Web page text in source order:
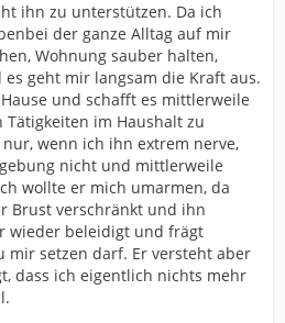
ihn zu unterstützen. Da ich
der ganze Alltag auf mir
Wohnung sauber halten,
geht mir langsam die Kraft aus.
und schafft es mittlerweile
im Haushalt zu
wenn ich ihn extrem nerve,
nicht und mittlerweile
wollte er mich umarmen, da
Brust verschränkt und ihn
wieder beleidigt und frägt
mir setzen darf. Er versteht aber
dass ich eigentlich nichts mehr